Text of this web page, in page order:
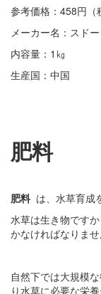
参考価格：458円（
メーカー名：スドー
内容量：1㎏
生産国：中国
肥料
肥料 は、水草育成
水草は生き物です
かなければなりませ
自然下では大規模
り水草に必要な栄